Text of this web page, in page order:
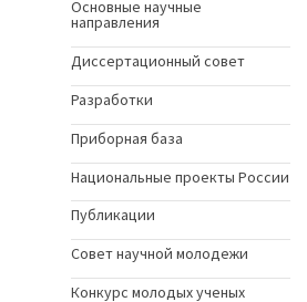
Основные научные
направления
Диссертационный совет
Разработки
Приборная база
Национальные проекты России
Публикации
Совет научной молодежи
Конкурс молодых ученыx